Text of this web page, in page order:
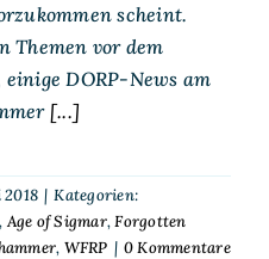
scheint.
Themen vor dem
DORP-News am
[...]
2018 | Kategorien:
,Age of Sigmar,Forgotten
, WFRP | 0 Kommentare